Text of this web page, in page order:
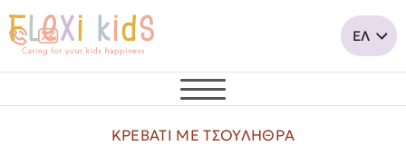
ΚΡΕΒΑΤΙ ΜΕ ΤΣΟΥΛΗΘΡΑ